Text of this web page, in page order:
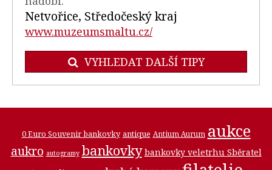
Netvořice, Středočeský kraj
www.muzeumsmaltu.cz/
VYHLEDAT DALŠÍ TIPY
0 Euro Souvenir bankovky antique Antium Aurum aukce
aukro autogramy bankovky bankovky veletrhu Sběratel